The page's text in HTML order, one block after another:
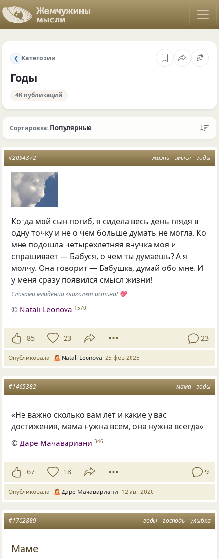
❮ Категории
Годы
4K публикаций
Сортировка: Популярные
жизнь смысл годы
#2094372
Когда мой сын погиб, я сидела весь день глядя в
одну точку и не о чем больше думать не могла. Ко
мне подошла четырёхлетняя внучка моя и
спрашивает — Бабуся, о чем ты думаешь? А я
молчу. Она говорит — Бабушка, думай обо мне. И
у меня сразу появился смысл жизни!
Словами младенца глаголет истина! 💖
© Natali Leonova 1570
85 23 23
Опубликовала Natali Leonova 25 фев 2025
мама годы
#1465382
«Не важно сколько вам лет и какие у вас
достижения, мама нужна всем, она нужна всегда»
©Даре Мачавариани 346
67 18 9
Опубликовала Даре Мачавариани 12 авг 2020
годы господь улыбка
#1702889
Маме